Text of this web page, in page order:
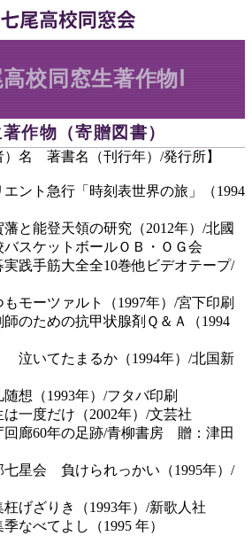
校同窓生著作物Ⅰ
作物（寄贈図書）
名 著書名（刊行年）/発行所】
ト急行「時刻表世界の旅」（1994
能登天領の研究（2012年）/北國
スケットボールＯＢ・ＯＧ会
手筋大全全10巻他ビデオテープ/
ーツァルト（1997年）/宮下印刷
ための抗甲状腺剤Ｑ＆Ａ（1994
いてたまるか（1994年）/北国新
（1993年）/フタバ印刷
度だけ（2002年）/文芸社
廊60年の足跡/青柳書房 贈：津田
星会 負けられっかい（1995年）/
ざりき（1993年）/新歌人社
し（1995 年）